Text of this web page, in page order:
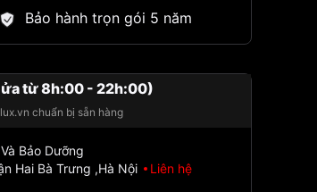
Bảo hành trọn gói 5 năm
từ 8h:00 - 22h:00)
chuẩn bị sẵn hàng
Bảo Dưỡng
Hai Bà Trưng ,Hà Nội
Liên hệ